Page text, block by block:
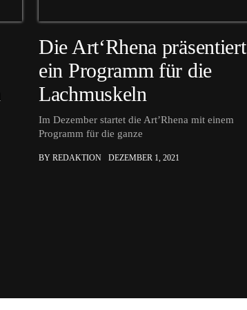
Die Art‘Rhena präsentiert
ein Programm für die
Lachmuskeln
Im Dezember startet die Art’Rhena mit einem
Programm für die ganze
BY REDAKTION DEZEMBER 1, 2021